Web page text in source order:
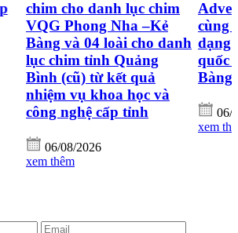
chim
–Kẻ
danh
và
Adventure đồng hành
cùng công tác bảo tồn đa
dạng sinh học tại Vườn
quốc gia Phong Nha - Kẻ
Bàng
06/08/2026